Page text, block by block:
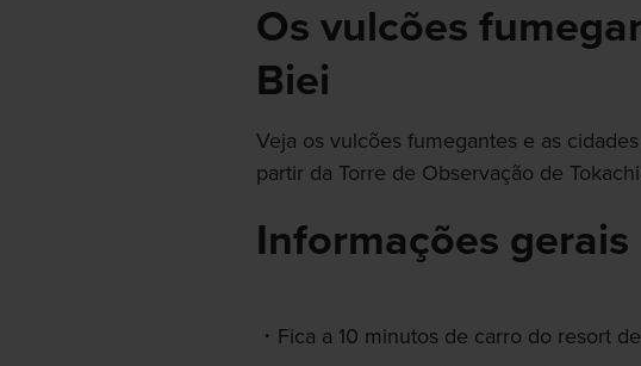
Os vulcões
Biei
Veja os vulcões fumegantes e as
partir da Torre de Observação de
Informações gerais
Fica a 10 minutos de carro do resort